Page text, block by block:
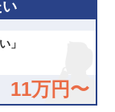
」
11万円〜